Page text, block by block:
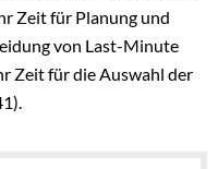
Zeit für Planung und
von Last-Minute
Zeit für die Auswahl der